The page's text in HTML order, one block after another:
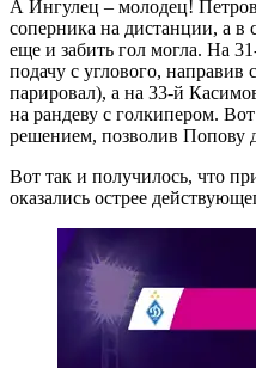
А Ингулец – молодец!
соперника на дистанции, а в
еще и забить гол могла. На
подачу с углового,
парировал), а на 33-й
на рандеву с голкипером.
решением, позволив Попову
Вот так и получилось, что
оказались острее